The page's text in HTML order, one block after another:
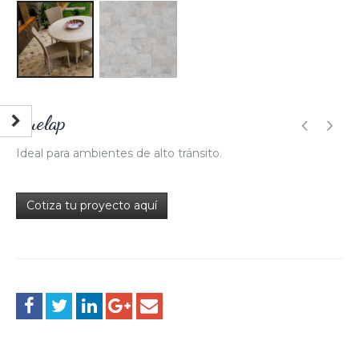
Kuelap
Ideal para ambientes de alto tránsito.
Cotiza tu proyecto aquí